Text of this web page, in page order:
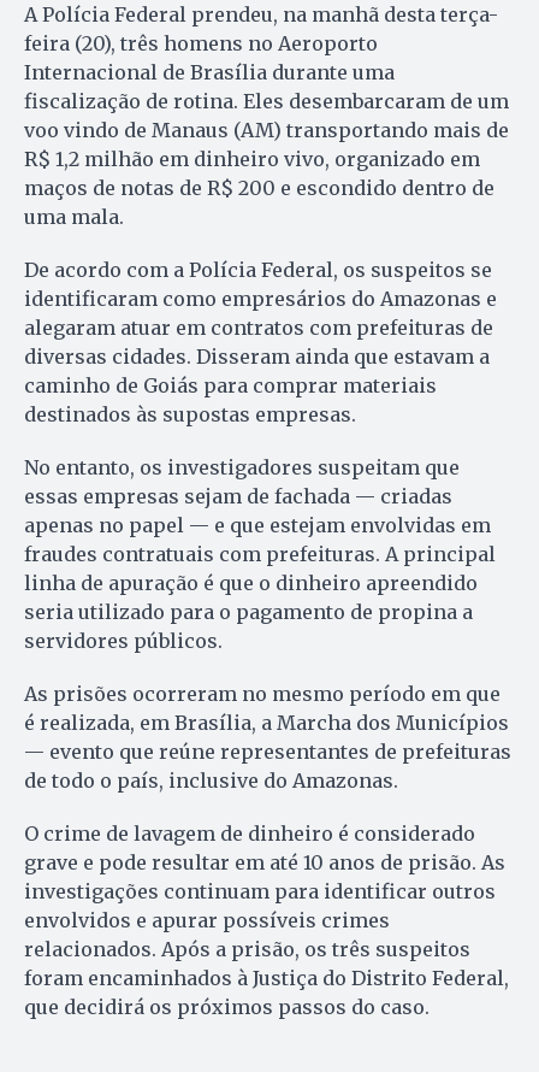
A Polícia Federal prendeu, na manhã desta terça-
feira (20), três homens no Aeroporto
Internacional de Brasília durante uma
fiscalização de rotina. Eles desembarcaram de um
voo vindo de Manaus (AM) transportando mais de
R$ 1,2 milhão em dinheiro vivo, organizado em
maços de notas de R$ 200 e escondido dentro de
uma mala.
De acordo com a Polícia Federal, os suspeitos se
identificaram como empresários do Amazonas e
alegaram atuar em contratos com prefeituras de
diversas cidades. Disseram ainda que estavam a
caminho de Goiás para comprar materiais
destinados às supostas empresas.
No entanto, os investigadores suspeitam que
essas empresas sejam de fachada — criadas
apenas no papel — e que estejam envolvidas em
fraudes contratuais com prefeituras. A principal
linha de apuração é que o dinheiro apreendido
seria utilizado para o pagamento de propina a
servidores públicos.
As prisões ocorreram no mesmo período em que
é realizada, em Brasília, a Marcha dos Municípios
— evento que reúne representantes de prefeituras
de todo o país, inclusive do Amazonas.
O crime de lavagem de dinheiro é considerado
grave e pode resultar em até 10 anos de prisão. As
investigações continuam para identificar outros
envolvidos e apurar possíveis crimes
relacionados. Após a prisão, os três suspeitos
foram encaminhados à Justiça do Distrito Federal,
que decidirá os próximos passos do caso.